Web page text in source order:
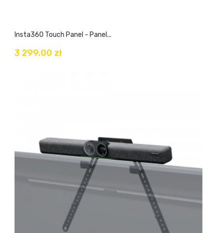
Insta360 Touch Panel - Panel...
3 299,00 zł